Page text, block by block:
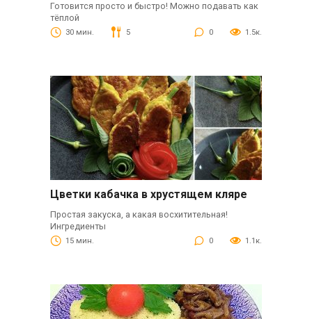
Готовится просто и быстро! Можно подавать как
тёплой
30 мин. 5 0 1.5к.
Цветки кабачка в хрустящем кляре
Простая закуска, а какая восхитительная!
Ингредиенты
15 мин. 0 1.1к.